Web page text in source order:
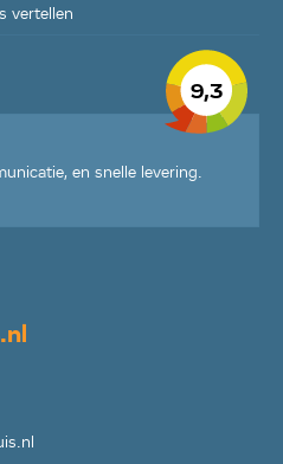
vertellen
9,3
en snelle levering.
.nl